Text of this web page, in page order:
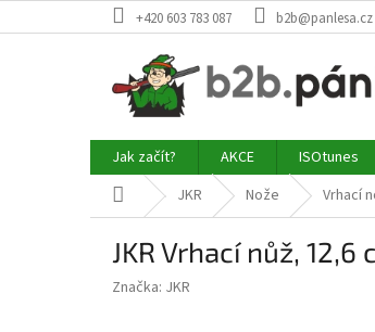
na
+420 603 783 087 b2b@panlesa.cz
Jak začít? AKCE ISOtunes
Domů JKR Nože Vrhací
JKR Vrhací nůž,
Značka: JKR